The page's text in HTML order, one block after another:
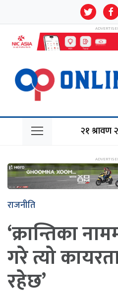
२१ श्रावण
राजनीति
‘क्रान्तिका
गरे त्यो
रहेछ’